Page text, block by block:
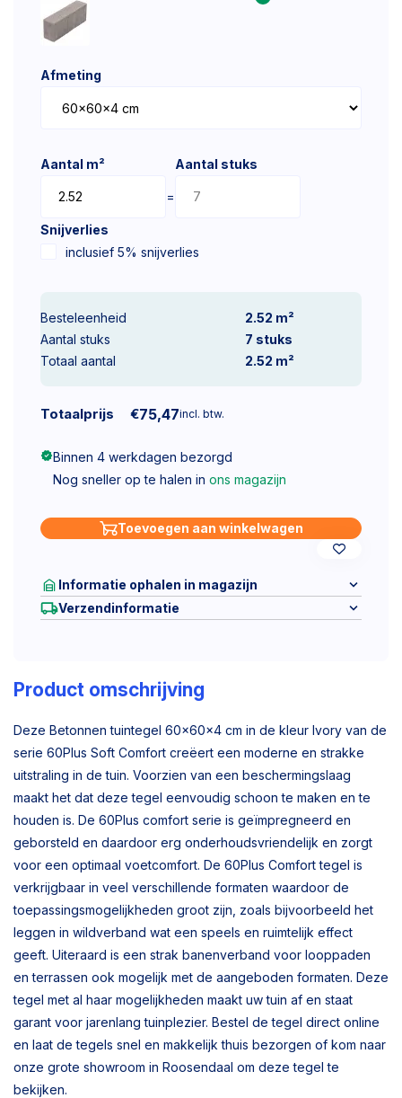
Afmeting
Aantal m²
=
Aantal stuks
Snijverlies
inclusief 5% snijverlies
Besteleenheid
2.52 m²
Aantal stuks
7 stuks
Totaal aantal
2.52 m²
Totaalprijs €75,47incl. btw.
Binnen 4 werkdagen bezorgd
Nog sneller op te halen in ons magazijn
Toevoegen aan winkelwagen
Informatie ophalen in magazijn
Verzendinformatie
Product omschrijving
Deze Betonnen tuintegel 60x60x4 cm in de kleur Ivory van de
serie 60Plus Soft Comfort creëert een moderne en strakke
uitstraling in de tuin. Voorzien van een beschermingslaag
maakt het dat deze tegel eenvoudig schoon te maken en te
houden is. De 60Plus comfort serie is geïmpregneerd en
geborsteld en daardoor erg onderhoudsvriendelijk en zorgt
voor een optimaal voetcomfort. De 60Plus Comfort tegel is
verkrijgbaar in veel verschillende formaten waardoor de
toepassingsmogelijkheden groot zijn, zoals bijvoorbeeld het
leggen in wildverband wat een speels en ruimtelijk effect
geeft. Uiteraard is een strak banenverband voor looppaden
en terrassen ook mogelijk met de aangeboden formaten. Deze
tegel met al haar mogelijkheden maakt uw tuin af en staat
garant voor jarenlang tuinplezier. Bestel de tegel direct online
en laat de tegels snel en makkelijk thuis bezorgen of kom naar
onze grote showroom in Roosendaal om deze tegel te
bekijken.